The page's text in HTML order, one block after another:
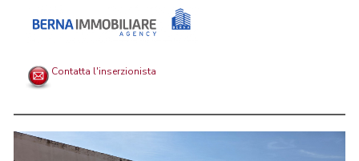
Contatta l'inserzionista